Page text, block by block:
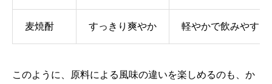
麦焼酎 すっきり爽やか 軽やかで飲みやすい
このように、原料による風味の違いを楽しめるのも、か